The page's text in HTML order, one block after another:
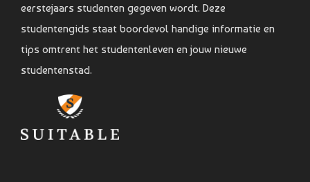
eerstejaars studenten gegeven wordt. Deze
studentengids staat boordevol handige informatie en
tips omtrent het studentenleven en jouw nieuwe
studentenstad.